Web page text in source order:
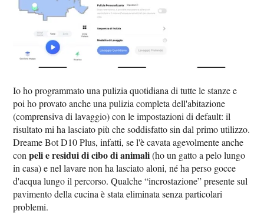
Io ho programmato una pulizia quotidiana di tutte le stanze e
poi ho provato anche una pulizia completa dell'abitazione
(comprensiva di lavaggio) con le impostazioni di default: il
risultato mi ha lasciato più che soddisfatto sin dal primo utilizzo.
Dreame Bot D10 Plus, infatti, se l'è cavata agevolmente anche
conpeli e residui di cibo di animali(ho un gatto a pelo lungo
in casa) e nel lavare non ha lasciato aloni, né ha perso gocce
d'acqua lungo il percorso. Qualche “incrostazione” presente sul
pavimento della cucina è stata eliminata senza particolari
problemi.